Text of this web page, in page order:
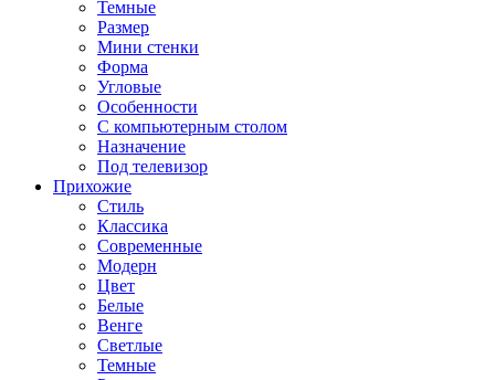
Темные
Размер
Мини стенки
Форма
Угловые
Особенности
С компьютерным столом
Назначение
Под телевизор
Прихожие
Стиль
Классика
Современные
Модерн
Цвет
Белые
Венге
Светлые
Темные